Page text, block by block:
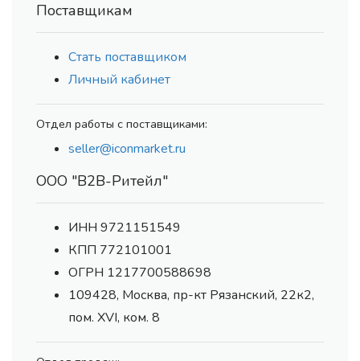
Поставщикам
Стать поставщиком
Личный кабинет
Отдел работы с поставщиками:
seller@iconmarket.ru
ООО "В2В-Ритейл"
ИНН 9721151549
КПП 772101001
ОГРН 1217700588698
109428, Москва, пр-кт Рязанский, 22к2,
пом. XVI, ком. 8